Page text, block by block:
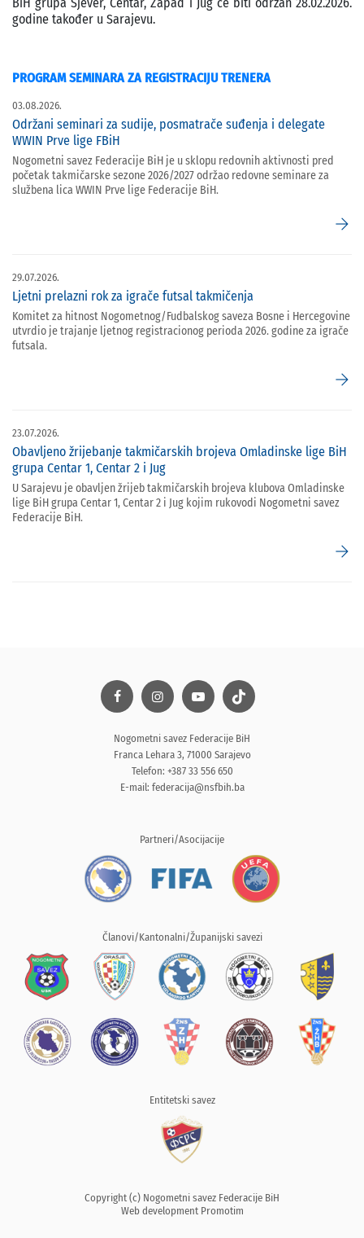
BiH grupa Sjever, Centar, Zapad i Jug će biti održan 28.02.2026.
godine također u Sarajevu.
PROGRAM SEMINARA ZA REGISTRACIJU TRENERA
03.08.2026.
Održani seminari za sudije, posmatrače suđenja i delegate
WWIN Prve lige FBiH
Nogometni savez Federacije BiH je u sklopu redovnih aktivnosti pred
početak takmičarske sezone 2026/2027 održao redovne seminare za
službena lica WWIN Prve lige Federacije BiH.
arrow_forward
29.07.2026.
Ljetni prelazni rok za igrače futsal takmičenja
Komitet za hitnost Nogometnog/Fudbalskog saveza Bosne i Hercegovine
utvrdio je trajanje ljetnog registracionog perioda 2026. godine za igrače
futsala.
arrow_forward
23.07.2026.
Obavljeno žrijebanje takmičarskih brojeva Omladinske lige BiH
grupa Centar 1, Centar 2 i Jug
U Sarajevu je obavljen žrijeb takmičarskih brojeva klubova Omladinske
lige BiH grupa Centar 1, Centar 2 i Jug kojim rukovodi Nogometni savez
Federacije BiH.
arrow_forward
Nogometni savez Federacije BiH
Franca Lehara 3, 71000 Sarajevo
Telefon: +387 33 556 650
E-mail: federacija@nsfbih.ba
Partneri/Asocijacije
Članovi/Kantonalni/Županijski savezi
Entitetski savez
Copyright (c) Nogometni savez Federacije BiH
Web development Promotim